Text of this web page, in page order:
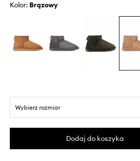
Kolor: brązowy
Wybierz rozmiar
Dodaj do koszyka